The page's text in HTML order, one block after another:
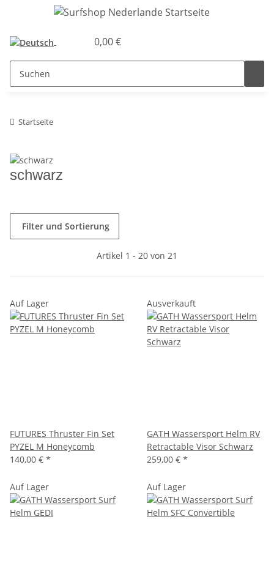
0,00 €
Startseite
schwarz
Filter und Sortierung
Artikel 1 - 20 von 21
Auf Lager
FUTURES Thruster Fin Set
PYZEL M Honeycomb
140,00 € *
Ausverkauft
GATH Wassersport Helm RV
Retractable Visor Schwarz
259,00 € *
Auf Lager Auf Lager